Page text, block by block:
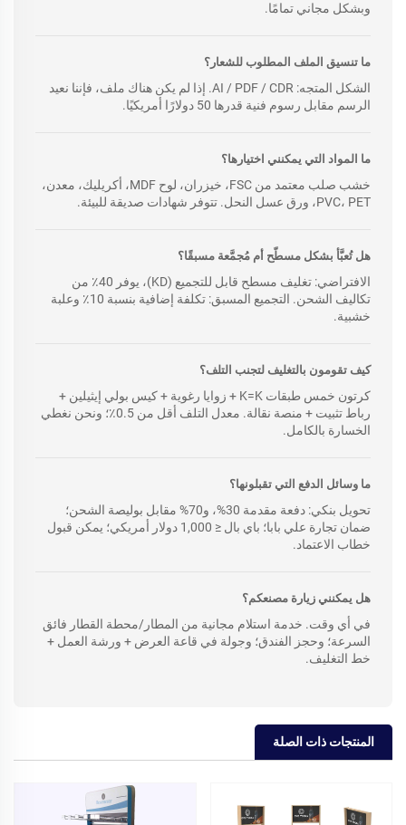
وبشكل مجاني تمامًا.
ما تنسيق الملف المطلوب للشعار؟
الشكل المتجه: AI / PDF / CDR. إذا لم يكن هناك ملف، فإننا نعيد
الرسم مقابل رسوم فنية قدرها 50 دولارًا أمريكيًا.
ما المواد التي يمكنني اختيارها؟
خشب صلب معتمد من FSC، خيزران، لوح MDF، أكريليك، معدن،
PVC، PET، ورق عسل النحل. تتوفر شهادات صديقة للبيئة.
هل تُعبَّأ بشكل مسطّح أم مُجمَّعة مسبقًا؟
الافتراضي: تغليف مسطح قابل للتجميع (KD)، يوفر 40٪ من
تكاليف الشحن. التجميع المسبق: تكلفة إضافية بنسبة 10٪ وعلبة
خشبية.
كيف تقومون بالتغليف لتجنب التلف؟
كرتون خمس طبقات K=K + زوايا رغوية + كيس بولي إيثيلين +
رباط تثبيت + منصة نقالة. معدل التلف أقل من 0.5٪؛ ونحن نغطي
الخسارة بالكامل.
ما وسائل الدفع التي تقبلونها؟
تحويل بنكي: دفعة مقدمة 30%، و70% مقابل بوليصة الشحن؛
ضمان تجارة علي بابا؛ باي بال ≤ 1,000 دولار أمريكي؛ يمكن قبول
خطاب الاعتماد.
هل يمكنني زيارة مصنعكم؟
في أي وقت. خدمة استلام مجانية من المطار/محطة القطار فائق
السرعة؛ وحجز الفندق؛ وجولة في قاعة العرض + ورشة العمل +
خط التغليف.
المنتجات ذات الصلة